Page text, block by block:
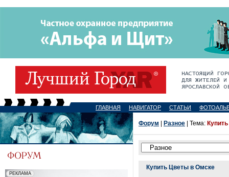
ГЛАВНАЯ НАВИГАТОР СТАТЬИ
Форум Разное | Тема:
Купить Цветы в Омске